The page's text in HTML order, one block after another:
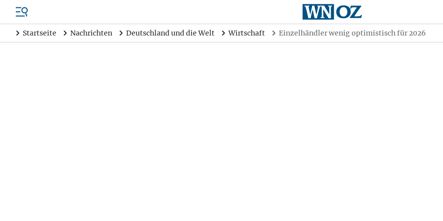
Startseite Nachrichten Deutschland und die Welt Wirtschaft Einzelhändler wenig optimistisch für 2026